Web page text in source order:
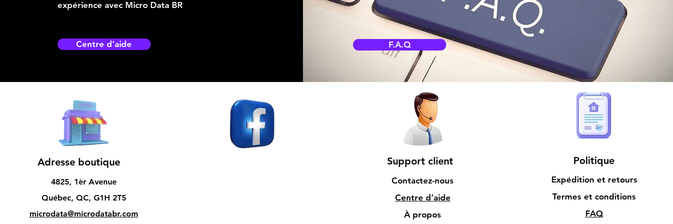
expérience avec Micro Data BR
Centre d’aide F.A.Q
Adresse boutique
4825, 1èr Avenue
Québec, QC, G1H 2T5
microdata@microdatabr.com
Support client
Contactez-nous
Centre d’aide
À propos
Politique
Expédition et retours
Termes et conditions
FAQ